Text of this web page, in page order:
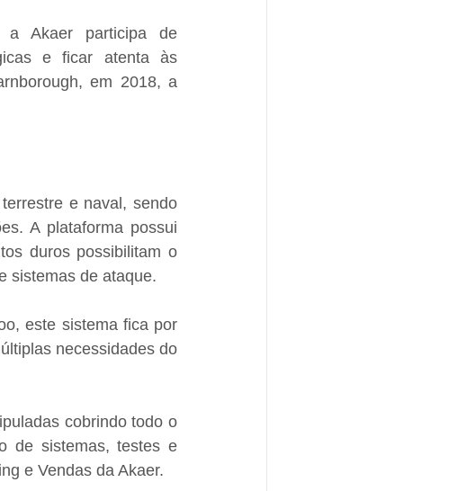
a Akaer participa de
e ficar atenta às
em 2018, a
e naval, sendo
A plataforma possui
duros possibilitam o
sistemas de ataque.
este sistema fica por
necessidades do
cobrindo todo o
de sistemas, testes e
e Vendas da Akaer.